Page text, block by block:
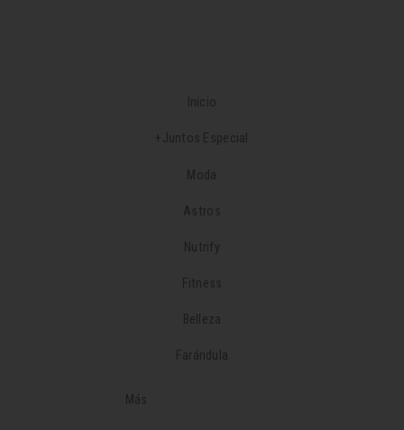
Inicio
+Juntos Especial
Moda
Astros
Nutrify
Fitness
Belleza
Farándula
Más